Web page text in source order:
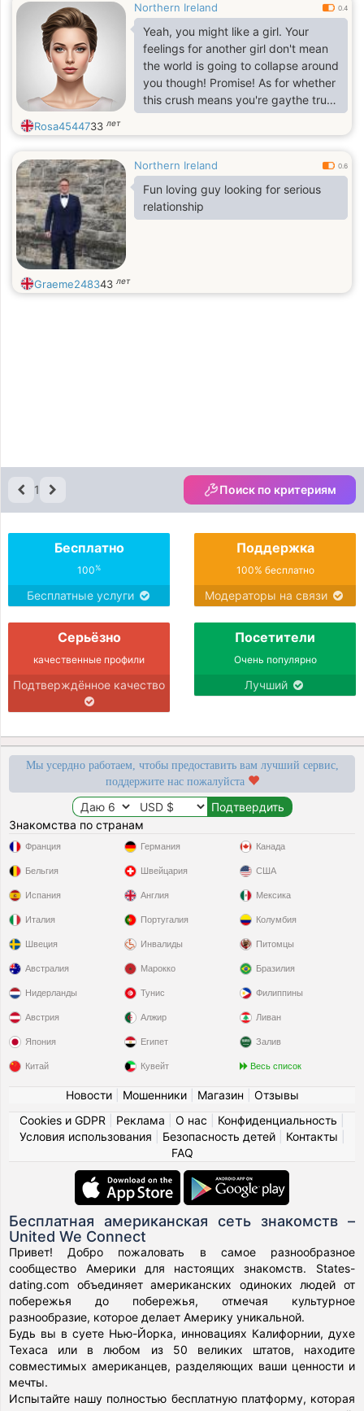
Northern Ireland 0.4
Yeah, you might like a girl. Your
feelings for another girl don't mean
the world is going to collapse around
you though! Promise! As for whether
this crush means you're gaythe truth
of the matter is that nobody can
answer that but yourself.
Rosa4544733 лет
Northern Ireland 0.6
Fun loving guy looking for serious
relationship
Graeme248343 лет
1 Поиск по критериям
Бесплатно
100%
Бесплатные услуги
Поддержка
100% бесплатно
Модераторы на связи
Серьёзно
качественные профили
Подтверждённое качество
Посетители
Очень популярно
Лучший
Мы усердно работаем, чтобы предоставить вам лучший сервис,
поддержите нас пожалуйста
Знакомства по странам
Франция
Бельгия
Испания
Италия
Швеция
Германия
Швейцария
Англия
Португалия
Инвалиды
Канада
США
Мексика
Колумбия
Питомцы
Австралия
Нидерланды
Австрия
Япония
Китай
Марокко
Тунис
Алжир
Египет
Кувейт
Бразилия
Филиппины
Ливан
Залив
Весь список
Новости| Мошенники| Магазин
Отзывы
Cookies и GDPR
Реклама О нас Конфиденциальность
Условия использования
Безопасность детей| Контакты
FAQ
Бесплатная американская сеть знакомств –
United We Connect
Привет! Добро пожаловать в самое разнообразное
сообщество Америки для настоящих знакомств. States-
dating.com объединяет американских одиноких людей от
побережья до побережья, отмечая культурное
разнообразие, которое делает Америку уникальной.
Будь вы в суете Нью-Йорка, инновациях Калифорнии, духе
Техаса или в любом из 50 великих штатов, находите
совместимых американцев, разделяющих ваши ценности и
мечты.
Испытайте нашу полностью бесплатную платформу, которая